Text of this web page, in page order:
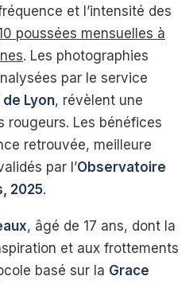
et l’intensité des
poussées mensuelles à
. Les photographies
par le service
de Lyon, révèlent une
rougeurs. Les bénéfices
retrouvée, meilleure
par l’Observatoire
2025.
, âgé de 17 ans, dont la
et aux frottements
basé sur la Grace